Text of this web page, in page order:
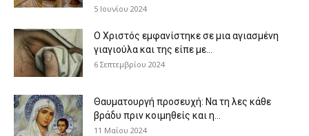
5 Ιουνίου 2024
Ο Χριστός εμφανίστηκε σε μια αγιασμένη
γιαγιούλα και της είπε με...
6 Σεπτεμβρίου 2024
Θαυματουργή προσευχή: Να τη λες κάθε
βράδυ πριν κοιμηθείς και η...
11 Μαΐου 2024